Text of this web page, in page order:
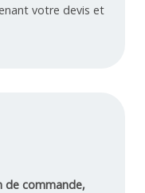
votre devis et
de commande,